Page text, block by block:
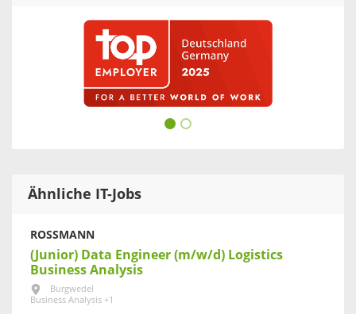
Ähnliche IT-Jobs
ROSSMANN
(Junior) Data Engineer (m/w/d) Logistics
Business Analysis
Burgwedel
Business Analysis +1